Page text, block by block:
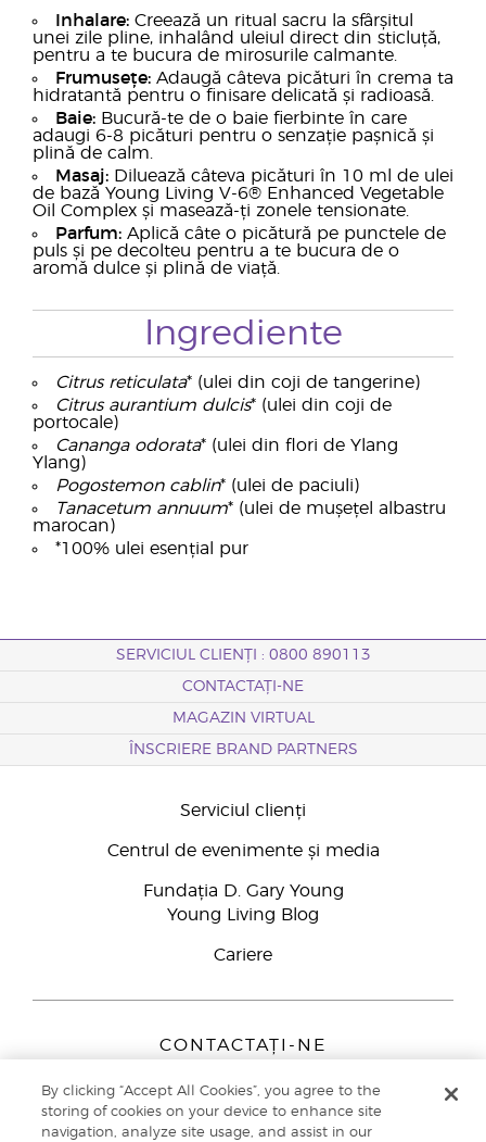
Inhalare: Creează un ritual sacru la sfârșitul
unei zile pline, inhalând uleiul direct din sticluță,
pentru a te bucura de mirosurile calmante.
Frumusețe: Adaugă câteva picături în crema ta
hidratantă pentru o finisare delicată și radioasă.
Baie: Bucură-te de o baie fierbinte în care
adaugi 6-8 picături pentru o senzație pașnică și
plină de calm.
Masaj: Diluează câteva picături în 10 ml de ulei
de bază Young Living V-6® Enhanced Vegetable
Oil Complex și masează-ți zonele tensionate.
Parfum: Aplică câte o picătură pe punctele de
puls și pe decolteu pentru a te bucura de o
aromă dulce și plină de viață.
Ingrediente
Citrus reticulata* (ulei din coji de tangerine)
Citrus aurantium dulcis* (ulei din coji de
portocale)
Cananga odorata* (ulei din flori de Ylang
Ylang)
Pogostemon cablin* (ulei de paciuli)
Tanacetum annuum* (ulei de mușețel albastru
marocan)
*100% ulei esențial pur
SERVICIUL CLIENȚI : 0800 890113
CONTACTAȚI-NE
MAGAZIN VIRTUAL
ÎNSCRIERE BRAND PARTNERS
Serviciul clienți
Centrul de evenimente și media
Fundația D. Gary Young
Young Living Blog
Cariere
CONTACTAȚI-NE
Peizerweg 97
9727 AJ Groningen
By clicking “Accept All Cookies”, you agree to the
storing of cookies on your device to enhance site
navigation, analyze site usage, and assist in our